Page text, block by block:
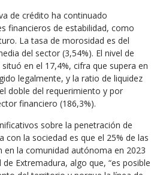
de crédito ha continuado
financieros de estabilidad, como
La tasa de morosidad es del
del sector (3,54%). El nivel de
en el 17,4%, cifra que supera en
legalmente, y la ratio de liquidez
doble del requerimiento y por
financiero (186,3%).
sobre la penetración de
con la sociedad es que el 25% de las
en la comunidad autónoma en 2023
Extremadura, algo que, “es posible